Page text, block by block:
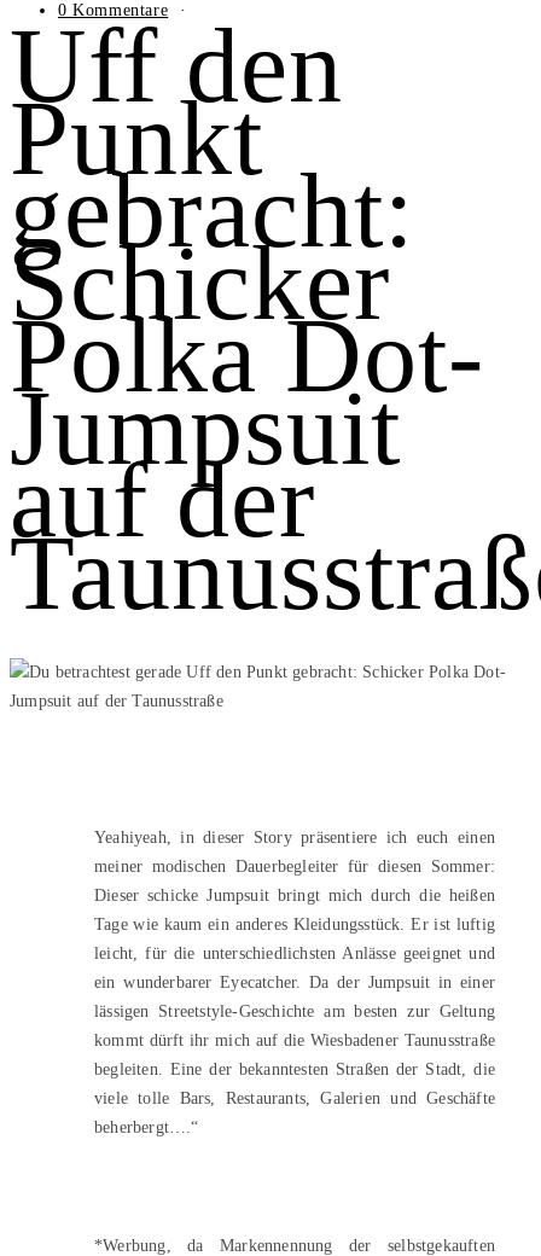
0 Kommentare
Uff den
Punkt
gebracht:
Schicker
Polka Dot-
Jumpsuit
auf der
Yeahiyeah, in dieser Story präsentiere ich euch einen
meiner modischen Dauerbegleiter für diesen Sommer:
Dieser schicke Jumpsuit bringt mich durch die heißen
Tage wie kaum ein anderes Kleidungsstück. Er ist luftig
leicht, für die unterschiedlichsten Anlässe geeignet und
ein wunderbarer Eyecatcher. Da der Jumpsuit in einer
lässigen Streetstyle-Geschichte am besten zur Geltung
kommt dürft ihr mich auf die Wiesbadener Taunusstraße
begleiten. Eine der bekanntesten Straßen der Stadt, die
viele tolle Bars, Restaurants, Galerien und Geschäfte
beherbergt….“
*Werbung, da Markennennung der selbstgekauften